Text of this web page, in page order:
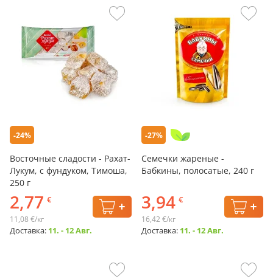
-24%
Восточные сладости - Рахат-
Лукум, с фундуком, Тимоша,
250 г
2,77 €
11,08 €/кг
Доставка: 11. - 12 Авг.
-27%
Семечки жареные -
Бабкины, полосатые, 240 г
3,94 €
16,42 €/кг
Доставка: 11. - 12 Авг.